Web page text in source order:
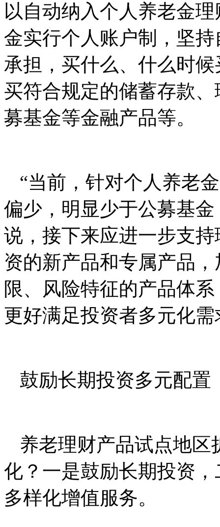
以自动纳入个人养老金
金实行个人账户制，坚
承担，买什么、什么时
买符合规定的储蓄存款
募基金等金融产品等。
“当前，针对个人养老
偏少，明显少于公募基
说，接下来应进一步支
资的新产品和专属产品
限、风险特征的产品体
更好满足投资者多元化需
鼓励长期投资多元配置
养老理财产品试点地
化？一是鼓励长期投资
多样化增值服务。